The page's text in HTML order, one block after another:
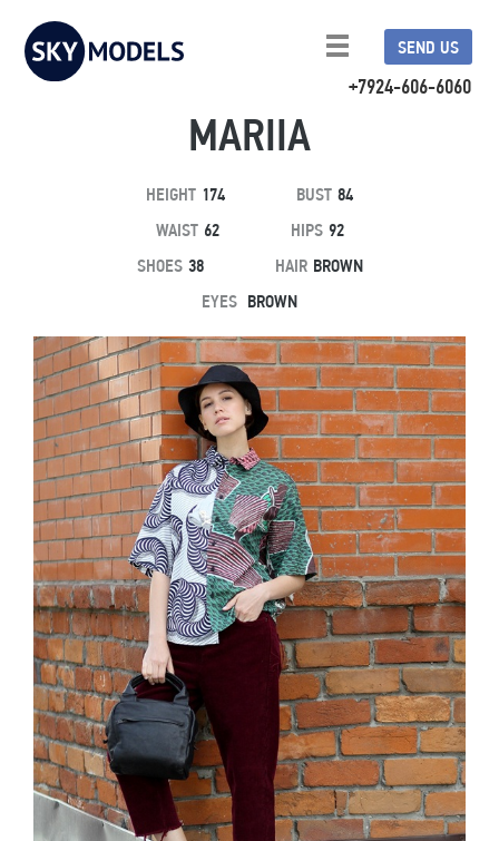
+7924-606-6060
SEND US
MARIIA
HEIGHT 174 BUST 84
WAIST 62 HIPS 92
SHOES 38 HAIR BROWN
EYES BROWN